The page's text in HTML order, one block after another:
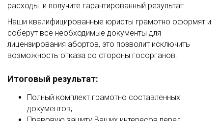
расходы и получите гарантированный результат.
Наши квалифицированные юристы грамотно оформят и
соберут все необходимые документы для
лицензирования абортов, это позволит исключить
возможность отказа со стороны госорганов.
Итоговый результат:
Полный комплект грамотно составленных
документов;